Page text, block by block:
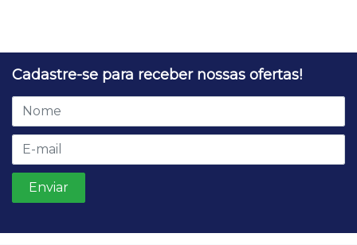
Cadastre-se para receber nossas ofertas!